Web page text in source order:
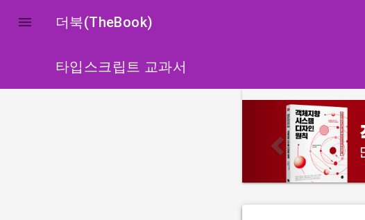
 더북(TheBook)
타입스크립트 교과서
e
i
o